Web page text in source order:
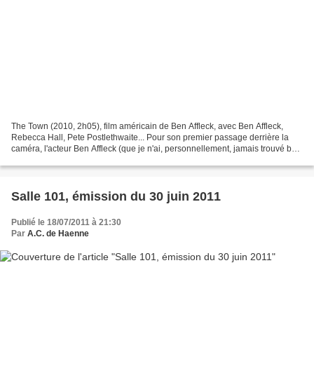
The Town (2010, 2h05), film américain de Ben Affleck, avec Ben Affleck,
Rebecca Hall, Pete Postlethwaite... Pour son premier passage derrière la
caméra, l'acteur Ben Affleck (que je n'ai, personnellement, jamais trouvé bon
Salle 101, émission du 30 juin 2011
Publié le 18/07/2011 à 21:30
Par A.C. de Haenne